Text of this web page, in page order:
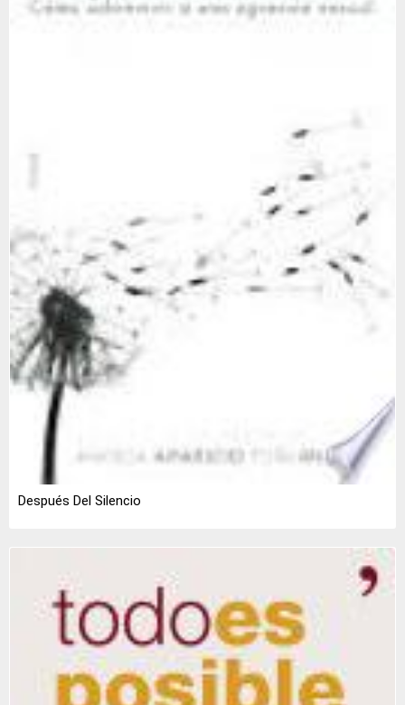
Después Del Silencio